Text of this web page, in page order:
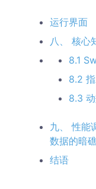
运行界面
八、 核心
8.1
8.2
8.3
九、 性能
数据的暗
结语